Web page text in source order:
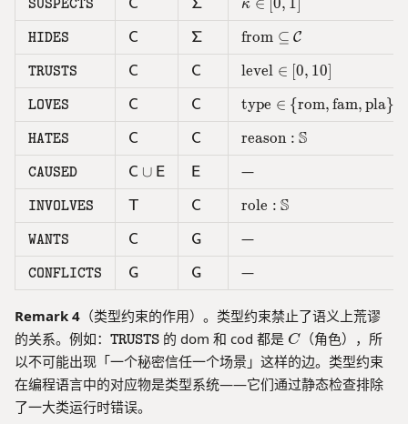
E
,\
,
\
l
\i
n
m
a
al
{
F
}
_
{
c
L
}
el
l)
ti
es
\
te
x
{
c
o
d
}
(
\
el
l)
SUSPECTS C Σ κ
\texttt{HIDES}
HIDES \mathsf{C}
C \mathsf{\Sigma}
Σ \text{from} \subseteq
from ⊆ C
\texttt{TRUSTS}
TRUSTS \mathsf{C}
C \mathsf{C}
C \text{level} \in [0,10]
level ∈ [0, 10]
\texttt{LOVES}
LOVES \mathsf{C}
C \mathsf{C}
C \text{type} \in
type ∈ {rom, fam, pla}
\texttt{HATES}
HATES \mathsf{C}
C \mathsf{C}
C \text{reason}:
reason : S
\texttt{CAUSED}
CAUSED \mathsf{C} \cup \mathsf{E}
C ∪ E \mathsf{E}
E —
\texttt{INVOLVES}
INVOLVES \mathsf{T}
T \mathsf{C}
C \text{role}:
role : S
\texttt{WANTS}
WANTS \mathsf{C}
C \mathsf{G}
G —
\texttt{CONFLICTS}
CONFLICTS \mathsf{G}
G \mathsf{G}
G —
Remark 4 （类型约束的作用）。类型约束禁止了语义上荒谬
的关系。例如： \
t
e
x
tt
TRUSTS 的 dom 和 cod 都是 C
C
（角色），所
以不可能出现「一个秘密信任一个场景」这样的边。类型约束
在编程语言中的对应物是类型系统——它们通过静态检查排除
了一大类运行时错误。